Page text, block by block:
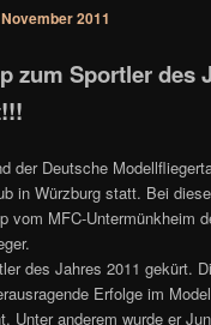
2011
zum Sportler des
der Deutsche
in Würzburg statt. Bei
vom MFC-Untermünkheim
des Jahres 2011 gekürt.
Erfolge im
Unter anderem wurde er